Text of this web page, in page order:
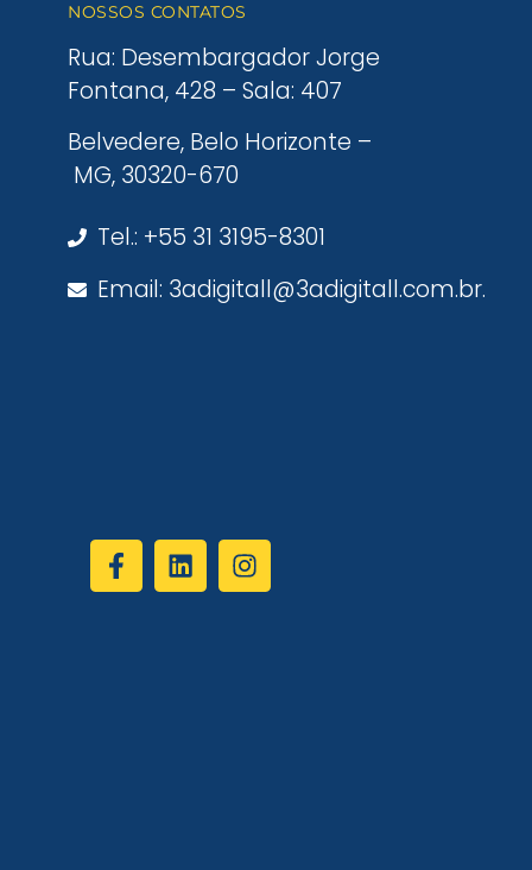
NOSSOS CONTATOS
Rua: Desembargador Jorge
Fontana, 428 – Sala: 407
Belvedere, Belo Horizonte –
MG, 30320-670
Tel.: +55 31 3195-8301
Email: 3adigitall@3adigitall.com.br.